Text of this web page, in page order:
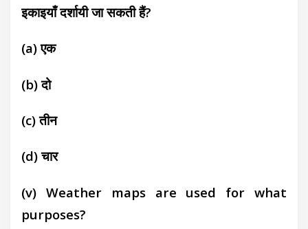
इकाइयाँ दर्शायी जा सकती हैं?
(a) एक
(b) दो
(c) तीन
(d) चार
(v) Weather maps are used for what
purposes?